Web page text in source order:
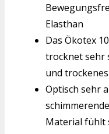
Elasthan
Das Ökotex
trocknet sehr
und
Optisch sehr
Material fühlt